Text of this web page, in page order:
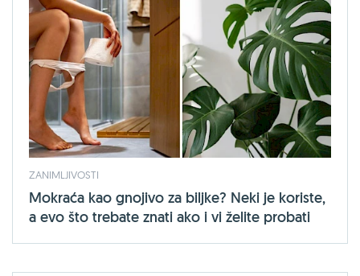
ZANIMLJIVOSTI
Mokraća kao gnojivo za biljke? Neki je koriste,
a evo što trebate znati ako i vi želite probati